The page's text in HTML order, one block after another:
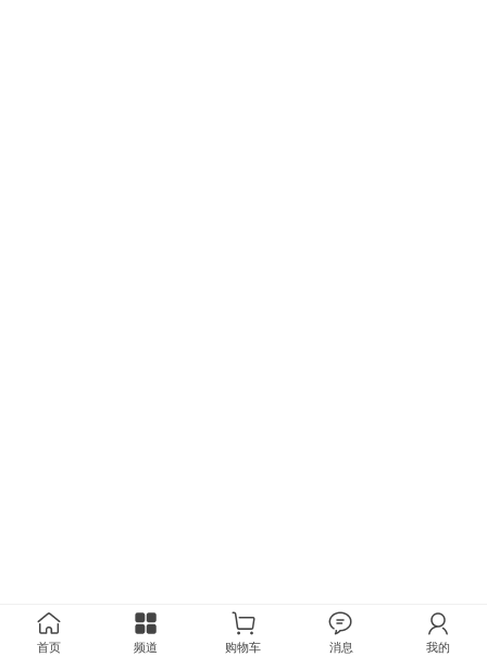
首页 频道 购物车 消息 我的